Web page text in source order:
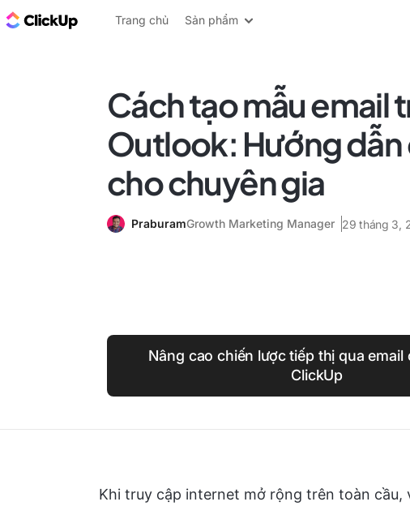
ClickUp Blog
Trang chủ Sản phẩm
Cách tạo mẫu email
Outlook: Hướng dẫn
cho chuyên gia
PraburamGrowth Marketing Manager 29 tháng 3,
Nâng cao chiến lược tiếp thị qua email
ClickUp
Khi truy cập internet mở rộng trên toàn cầu,